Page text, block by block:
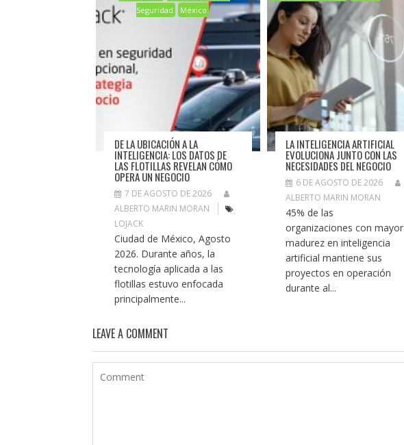
Seguridad
México
DE LA UBICACIÓN A LA
INTELIGENCIA: LOS DATOS DE
LAS FLOTILLAS REVELAN CÓMO
OPERA UN NEGOCIO
7 DE AGOSTO DE 2026
ALBERTO MARIN MORAN
LOJACK
Ciudad de México, Agosto
2026. Durante años, la
tecnología aplicada a las
flotillas estuvo enfocada
principalmente...
LA INTELIGENCIA ARTIFICIAL
EVOLUCIONA JUNTO CON LAS
NECESIDADES DEL NEGOCIO
6 DE AGOSTO DE 2026
ALBERTO MARIN MORAN
45% de las
organizaciones con mayor
madurez en inteligencia
artificial mantiene sus
proyectos en operación
durante al...
LEAVE A COMMENT